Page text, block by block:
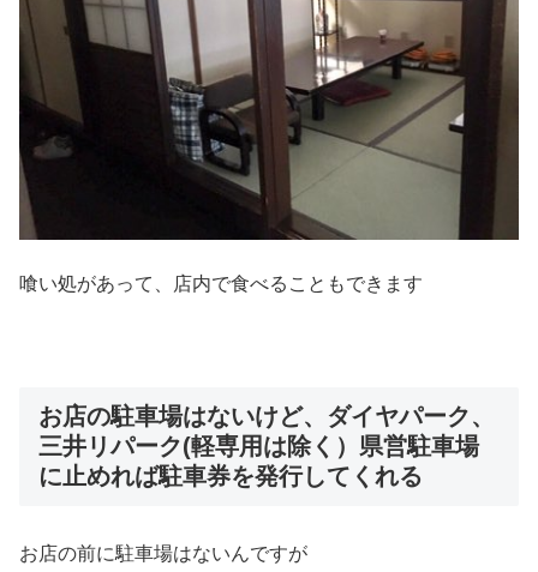
喰い処があって、店内で食べることもできます
お店の駐車場はないけど、ダイヤパーク、
三井リパーク(軽専用は除く）県営駐車場
に止めれば駐車券を発行してくれる
お店の前に駐車場はないんですが